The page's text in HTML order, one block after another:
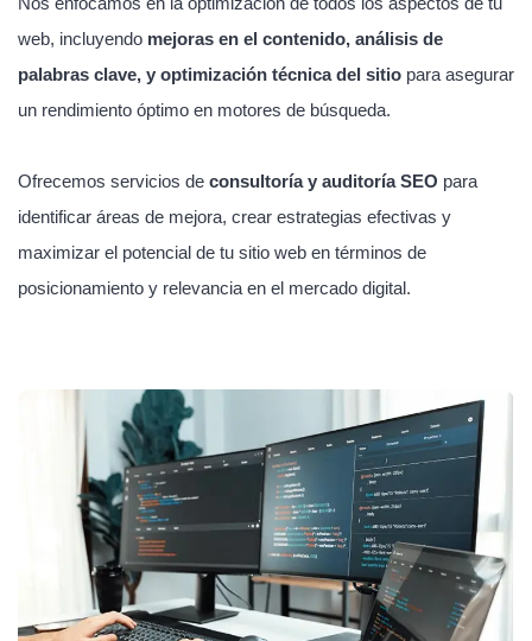
web, incluyendo mejoras en el contenido, análisis de
palabras clave, y optimización técnica del sitio para asegurar
un rendimiento óptimo en motores de búsqueda.
Ofrecemos servicios de consultoría y auditoría SEO para
identificar áreas de mejora, crear estrategias efectivas y
maximizar el potencial de tu sitio web en términos de
posicionamiento y relevancia en el mercado digital.